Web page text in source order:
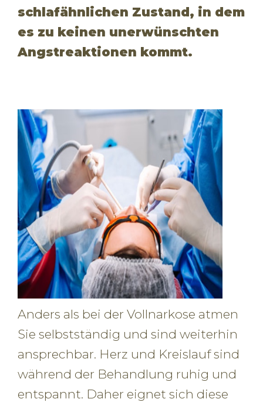
schlafähnlichen Zustand, in dem
es zu keinen unerwünschten
Angstreaktionen kommt.
Anders als bei der Vollnarkose atmen
Sie selbstständig und sind weiterhin
ansprechbar. Herz und Kreislauf sind
während der Behandlung ruhig und
entspannt. Daher eignet sich diese